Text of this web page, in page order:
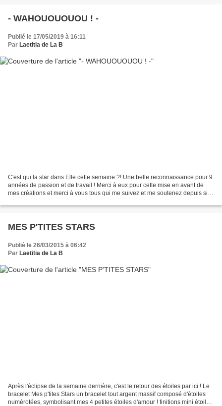
- WAHOUOUOUOU ! -
Publié le 17/05/2019 à 16:11
Par Laetitia de La B
C'est qui la star dans Elle cette semaine ?! Une belle reconnaissance pour 9
années de passion et de travail ! Merci à eux pour cette mise en avant de
mes créations et merci à vous tous qui me suivez et me soutenez depuis si
MES P'TITES STARS
Publié le 26/03/2015 à 06:42
Par Laetitia de La B
Après l'éclipse de la semaine dernière, c'est le retour des étoiles par ici ! Le
bracelet Mes p'tites Stars un bracelet tout argent massif composé d'étoiles
numérotées, symbolisant mes 4 petites étoiles d'amour ! finitions mini étoile